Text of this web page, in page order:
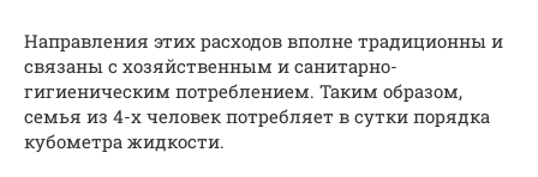
Направления этих расходов вполне традиционны и
связаны с хозяйственным и санитарно-
гигиеническим потреблением. Таким образом,
семья из 4-х человек потребляет в сутки порядка
кубометра жидкости.